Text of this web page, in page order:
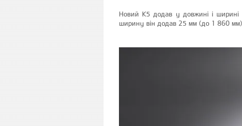
Новий К5 додав у довжині і ширині
ширину він додав 25 мм (до 1 860 мм).